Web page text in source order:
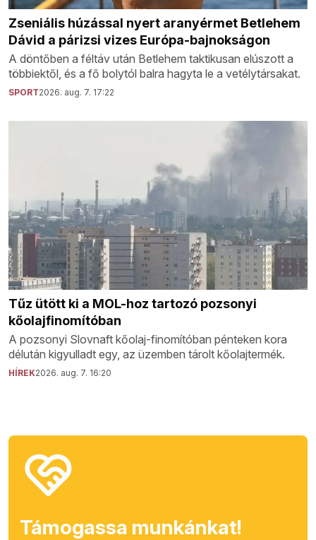
Zseniális húzással nyert aranyérmet Betlehem
Dávid a párizsi vizes Európa-bajnokságon
A döntőben a féltáv után Betlehem taktikusan elúszott a
többiektől, és a fő bolytól balra hagyta le a vetélytársakat.
SPORT2026. aug. 7. 17:22
Tűz ütött ki a MOL-hoz tartozó pozsonyi
kőolajfinomítóban
A pozsonyi Slovnaft kőolaj-finomítóban pénteken kora
délután kigyulladt egy, az üzemben tárolt kőolajtermék.
HÍREK2026. aug. 7. 16:20
Támogassa munkánkat!